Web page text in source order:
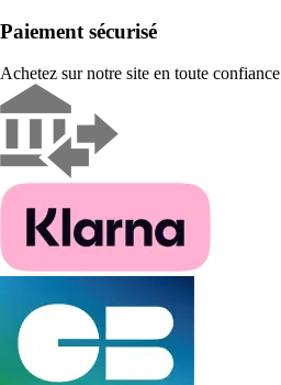
Paiement sécurisé
Achetez sur notre site en toute confiance